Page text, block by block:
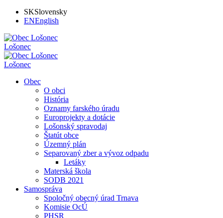
SKSlovensky
ENEnglish
Lošonec
Lošonec
Obec
O obci
História
Oznamy farského úradu
Europrojekty a dotácie
Lošonský spravodaj
Štatút obce
Územný plán
Separovaný zber a vývoz odpadu
Letáky
Materská škola
SODB 2021
Samospráva
Spoločný obecný úrad Trnava
Komisie OcÚ
PHSR